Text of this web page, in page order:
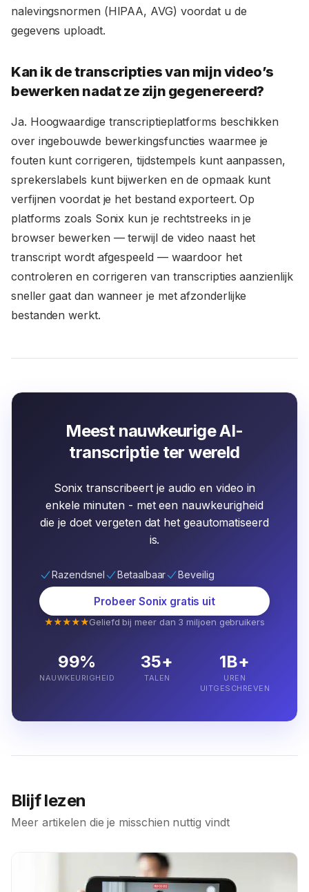
nalevingsnormen (HIPAA, AVG) voordat u de
gegevens uploadt.
Kan ik de transcripties van mijn video’s
bewerken nadat ze zijn gegenereerd?
Ja. Hoogwaardige transcriptieplatforms beschikken
over ingebouwde bewerkingsfuncties waarmee je
fouten kunt corrigeren, tijdstempels kunt aanpassen,
sprekerslabels kunt bijwerken en de opmaak kunt
verfijnen voordat je het bestand exporteert. Op
platforms zoals Sonix kun je rechtstreeks in je
browser bewerken — terwijl de video naast het
transcript wordt afgespeeld — waardoor het
controleren en corrigeren van transcripties aanzienlijk
sneller gaat dan wanneer je met afzonderlijke
bestanden werkt.
Meest nauwkeurige AI-
transcriptie ter wereld
Sonix transcribeert je audio en video in
enkele minuten - met een nauwkeurigheid
die je doet vergeten dat het geautomatiseerd
is.
Razendsnel Betaalbaar Beveilig
Probeer Sonix gratis uit
★★★★★Geliefd bij meer dan 3 miljoen gebruikers
99%
NAUWKEURIGHEID
35+
TALEN
1B+
UREN
UITGESCHREVEN
Blijf lezen
Meer artikelen die je misschien nuttig vindt